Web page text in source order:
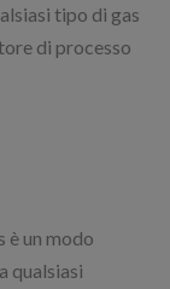
tipo di gas
di processo
è un modo
qualsiasi